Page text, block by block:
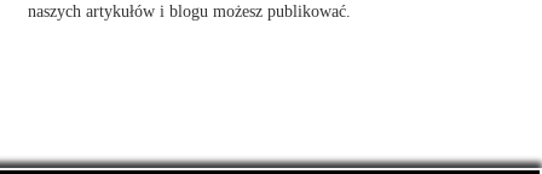
naszych artykułów i blogu możesz publikować.